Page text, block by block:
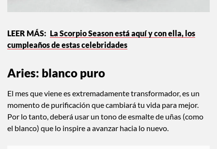
La Scorpio Season está aquí y con ella, los
cumpleaños de estas celebridades
Aries: blanco puro
El mes que viene es extremadamente transformador, es un
momento de purificación que cambiará tu vida para mejor.
Por lo tanto, deberá usar un tono de esmalte de uñas (como
el blanco) que lo inspire a avanzar hacia lo nuevo.